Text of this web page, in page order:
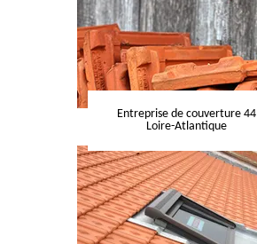
Entreprise de couverture 44
Loire-Atlantique